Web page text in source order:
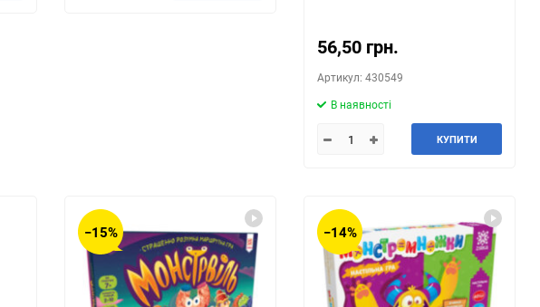
56,50 грн.
Артикул: 430549
В наявності
КУПИТИ
−15% −14%